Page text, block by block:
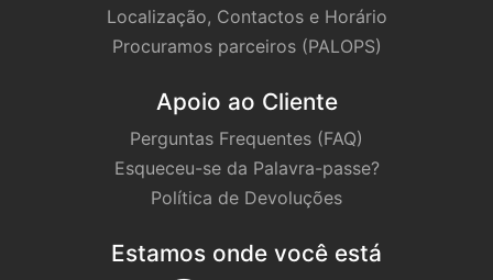
Localização, Contactos e Horário
Procuramos parceiros (PALOPS)
Apoio ao Cliente
Perguntas Frequentes (FAQ)
Esqueceu-se da Palavra-passe?
Política de Devoluções
Estamos onde você está